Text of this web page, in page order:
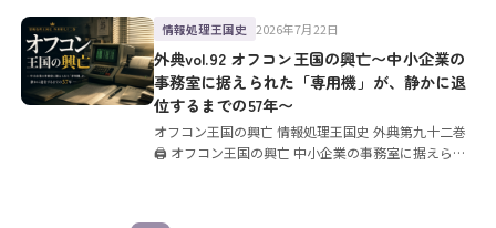
情報処理王国史 2026年7月22日
外典vol.92 オフコン王国の興亡〜中小企業の
事務室に据えられた「専用機」が、静かに退
位するまでの57年〜
オフコン王国の興亡 情報処理王国史 外典第九十二巻
🖨 オフコン王国の興亡 中小企業の事務室に据えられ